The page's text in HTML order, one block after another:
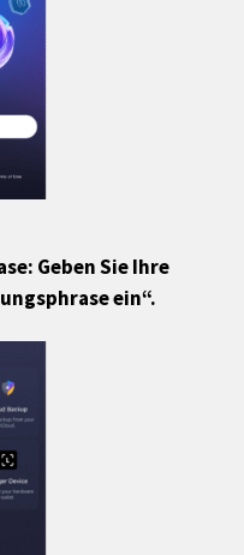
Geben Sie Ihre
ein“.